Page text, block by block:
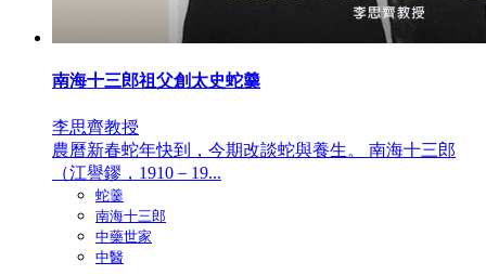
南海十三郎祖父創太史蛇羹
李思齊教授
農曆新春蛇年快到，今期改談蛇與養生。 南海十三郎
（江譽鏐，1910－19...
蛇羹
南海十三郎
中藥世家
中醫